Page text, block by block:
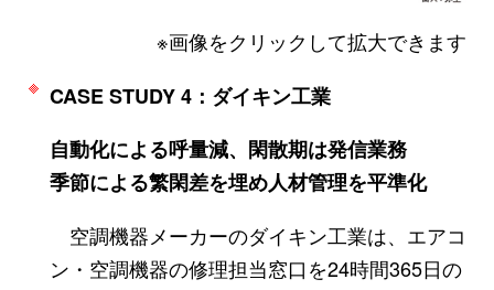
※画像をクリックして拡大できます
CASE STUDY 4：ダイキン工業
自動化による呼量減、閑散期は発信業務
季節による繁閑差を埋め人材管理を平準化
空調機器メーカーのダイキン工業は、エアコ
ン・空調機器の修理担当窓口を24時間365日の